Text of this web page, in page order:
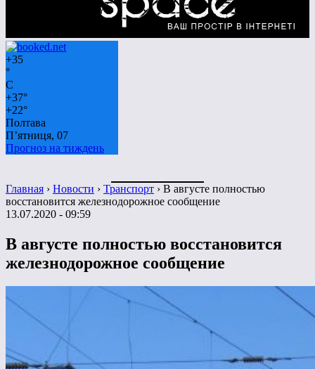
+35
°
C
+37°
+22°
Полтава
П’ятниця, 07
Прогноз на тиждень
Главная › Новости › Транспорт › В августе полностью
восстановится железнодорожное сообщение
13.07.2020 - 09:59
В августе полностью восстановится
железнодорожное сообщение